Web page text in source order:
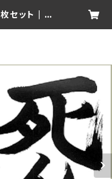
セット | o